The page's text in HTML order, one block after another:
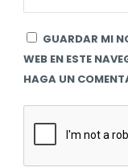
GUARDAR MI
WEB EN ESTE
HAGA UN